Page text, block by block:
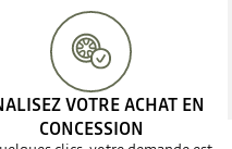
VOTRE ACHAT EN
CONCESSION